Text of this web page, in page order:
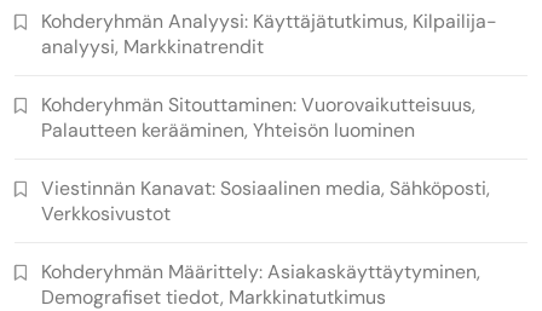
Kohderyhmän Analyysi: Käyttäjätutkimus, Kilpailija-
analyysi, Markkinatrendit
Kohderyhmän Sitouttaminen: Vuorovaikutteisuus,
Palautteen kerääminen, Yhteisön luominen
Viestinnän Kanavat: Sosiaalinen media, Sähköposti,
Verkkosivustot
Kohderyhmän Määrittely: Asiakaskäyttäytyminen,
Demografiset tiedot, Markkinatutkimus